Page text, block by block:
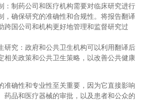
：制药公司和医疗机构需要对临床研究进行
，确保研究的准确性和合规性。将报告翻译
跨国公司和机构更好地管理和监督研究过
研究：政府和公共卫生机构可以利用翻译后
相关政策和公共卫生策略，以改善公共健康
准确性和专业性至关重要，因为它直接影响
药品和医疗器械的审批，以及患者和公众的